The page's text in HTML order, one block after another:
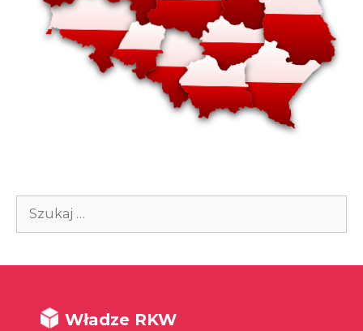
Szukaj:
Władze RKW